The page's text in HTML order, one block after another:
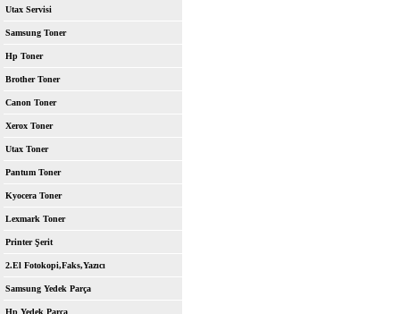
Utax Servisi
Samsung Toner
Hp Toner
Brother Toner
Canon Toner
Xerox Toner
Utax Toner
Pantum Toner
Kyocera Toner
Lexmark Toner
Printer Şerit
2.El Fotokopi,Faks,Yazıcı
Samsung Yedek Parça
Hp Yedek Parça